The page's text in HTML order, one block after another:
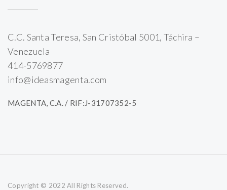
C.C. Santa Teresa, San Cristóbal 5001, Táchira –
Venezuela
414-5769877
info@ideasmagenta.com
MAGENTA, C.A. / RIF:J-31707352-5
Copyright © 2022 All Rights Reserved.